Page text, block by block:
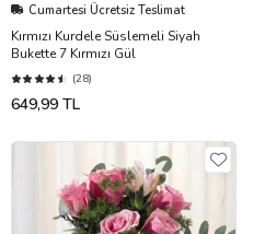
Cumartesi Ücretsiz Teslimat
Kırmızı Kurdele Süslemeli Siyah
Bukette 7 Kırmızı Gül
(28)
649,99 TL